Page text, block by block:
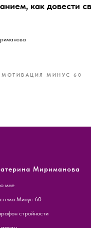
как довести
МОТИВАЦИЯ МИНУС 60
Мириманова
мне
Минус 60
стройности